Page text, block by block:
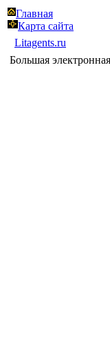
Главная
Карта сайта
Litagents.ru
Большая